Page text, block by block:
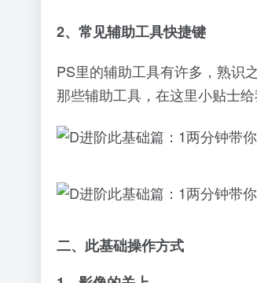
2、常见辅助工具快捷键
PS里的辅助工具有许多，熟识
那些辅助工具，在这里小贴士
二、此基础操作方式